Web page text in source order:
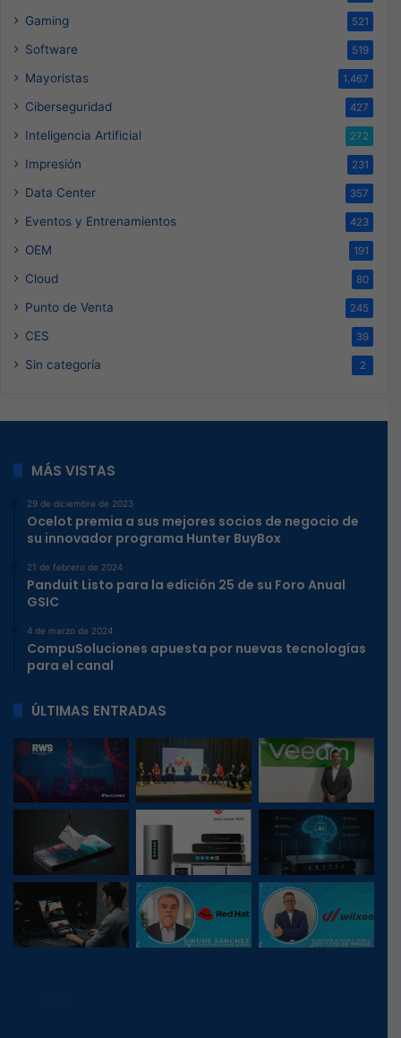
Gaming 521
Software 519
Mayoristas 1.467
Ciberseguridad 427
Inteligencia Artificial 272
Impresión 231
Data Center 357
Eventos y Entrenamientos 423
OEM 191
Cloud 80
Punto de Venta 245
CES 39
Sin categoría 2
MÁS VISTAS
29 de diciembre de 2023
Ocelot premia a sus mejores socios de negocio de
su innovador programa Hunter BuyBox
21 de febrero de 2024
Panduit Listo para la edición 25 de su Foro Anual
GSIC
4 de marzo de 2024
CompuSoluciones apuesta por nuevas tecnologías
para el canal
ÚLTIMAS ENTRADAS